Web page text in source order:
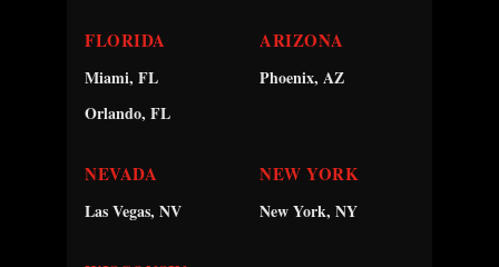
FLORIDA
Miami, FL
Orlando, FL
ARIZONA
Phoenix, AZ
NEVADA
Las Vegas, NV
NEW YORK
New York, NY